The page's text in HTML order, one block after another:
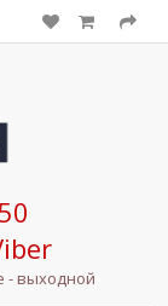
- выходной